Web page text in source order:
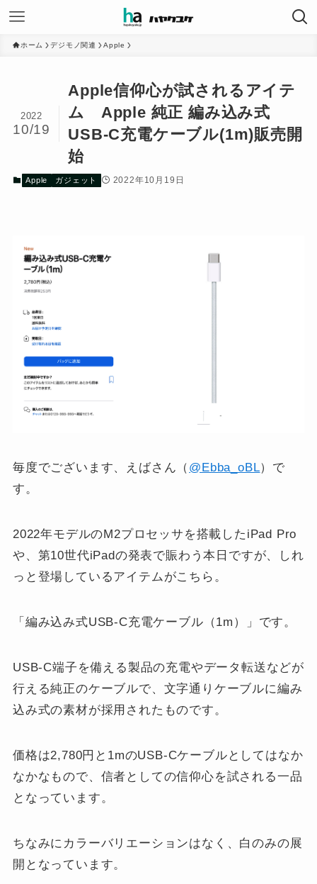
ホーム デジモノ関連 Apple
Apple信仰心が試されるアイテ
ム Apple 純正 編み込み式
USB-C充電ケーブル(1m)販売開
始
2022
10/19
Apple ガジェット 2022年10月19日
毎度でございます、えばさん（ @Ebba_oBL）で
す。
2022年モデルのM2プロセッサを搭載したiPad Pro
や、第10世代iPadの発表で賑わう本日ですが、しれ
っと登場しているアイテムがこちら。
「編み込み式USB-C充電ケーブル（1m）」です。
USB-C端子を備える製品の充電やデータ転送などが
行える純正のケーブルで、文字通りケーブルに編み
込み式の素材が採用されたものです。
価格は2,780円と1mのUSB-Cケーブルとしてはなか
なかなもので、信者としての信仰心を試される一品
となっています。
ちなみにカラーバリエーションはなく、白のみの展
開となっています。